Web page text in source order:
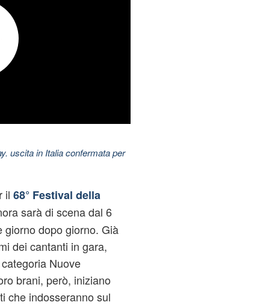
uscita in Italia confermata per
il 68° Festival della
sarà di scena dal 6
giorno dopo giorno. Già
dei cantanti in gara,
Nuove
brani, però, iniziano
che indosseranno sul